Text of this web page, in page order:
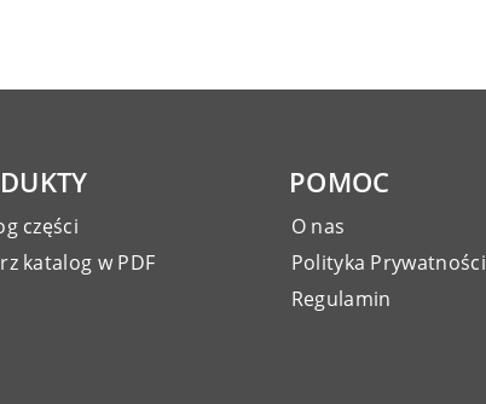
części
katalog w PDF
POMOC
O nas
Polityka Prywatności
Regulamin